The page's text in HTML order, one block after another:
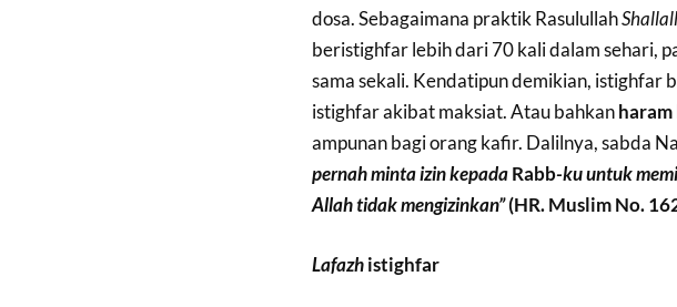
dosa. Sebagaimana praktik Rasulullah
beristighfar lebih dari 70 kali dalam sehari,
sama sekali. Kendatipun demikian, istighfar
istighfar akibat maksiat. Atau bahkanharam
ampunan bagi orang kafir. Dalilnya, sabda
pernahmintaizinkepada Rabb-kuuntuk
Allahtidakmengizinkan” (HR. MuslimNo.
Lafazhistighfar